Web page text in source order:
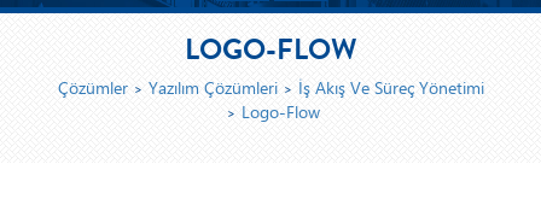
LOGO-FLOW
Çözümler Yazılım Çözümleri
İş Akış Ve Süreç Yönetimi
Logo-Flow